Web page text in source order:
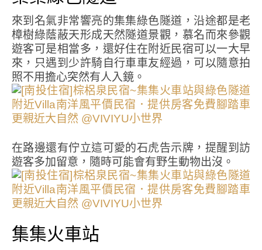
來到名氣非常響亮的集集綠色隧道，沿途都是老
樟樹綠蔭蔽天形成天然隧道景觀，慕名而來參觀
遊客可是相當多，還好住在附近民宿可以一大早
來，只遇到少許騎自行車車友經過，可以隨意拍
照不用擔心突然有人入鏡。
在路邊還有佇立這可愛的石虎告示牌，提醒到訪
遊客多加留意，隨時可能會有野生動物出沒。
集集火車站